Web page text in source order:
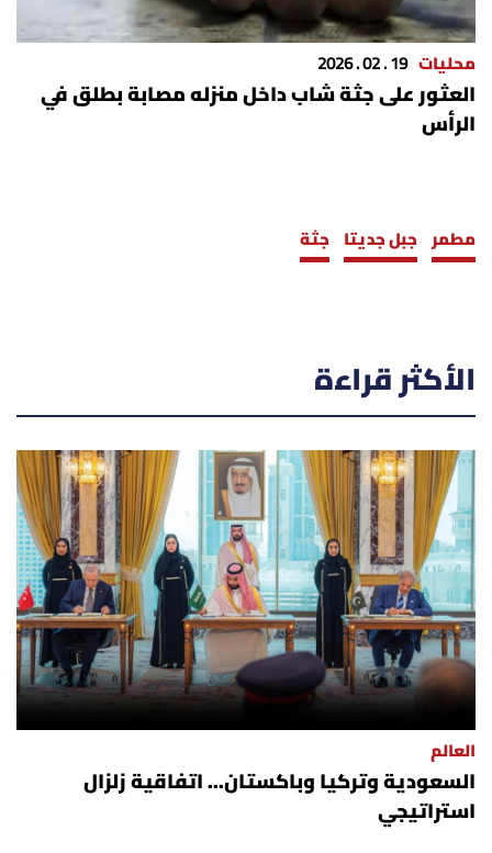
حظّك اليوم
للتاريخ
فيديو
من نحن
شروط الإشتراك
Digital solutions by
محليات 19 . 02 . 2026
العثور على جثة شاب داخل منزله مصابة بطلق في
الرأس
مطمر جبل جديتا جثة
الأكثر قراءة
العالم
السعودية وتركيا وباكستان... اتفاقية زلزال
استراتيجي